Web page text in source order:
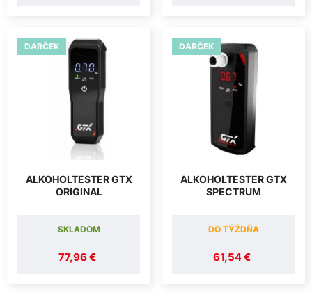
DARČEK
ALKOHOLTESTER GTX
ORIGINAL
77,96 €
SKLADOM
DARČEK
ALKOHOLTESTER GTX
SPECTRUM
61,54 €
DO TÝŽDŇA